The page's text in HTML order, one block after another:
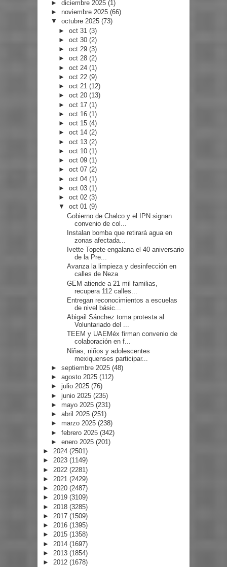
► diciembre 2025 (1)
► noviembre 2025 (66)
▼ octubre 2025 (73)
►oct 31(3)
►oct 30(2)
►oct 29(3)
►oct 28(2)
►oct 24(1)
►oct 22(9)
►oct 21(12)
►oct 20(13)
►oct 17(1)
►oct 16(1)
►oct 15(4)
►oct 14(2)
►oct 13(2)
►oct 10(1)
►oct 09(1)
►oct 07(2)
►oct 04(1)
►oct 03(1)
►oct 02(3)
▼oct 01(9)
Gobierno de Chalco y el IPN signan
convenio de col...
Instalan bomba que retirará agua en
zonas afectada...
Ivette Topete engalana el 40 aniversario
de la Pre...
Avanza la limpieza y desinfección en
calles de Neza
GEM atiende a 21 mil familias,
recupera 112 calles...
Entregan reconocimientos a escuelas
de nivel básic...
Abigail Sánchez toma protesta al
Voluntariado del ...
TEEM y UAEMéx firman convenio de
colaboración en f...
Niñas, niños y adolescentes
mexiquenses participar...
► septiembre 2025 (48)
► agosto 2025 (112)
► julio 2025 (76)
► junio 2025 (235)
► mayo 2025 (231)
► abril 2025 (251)
► marzo 2025 (238)
► febrero 2025 (342)
► enero 2025 (201)
► 2024 (2501)
► 2023 (1149)
► 2022 (2281)
► 2021 (2429)
► 2020 (2487)
► 2019 (3109)
► 2018 (3285)
► 2017 (1509)
► 2016 (1395)
► 2015 (1358)
► 2014 (1697)
► 2013 (1854)
► 2012 (1678)